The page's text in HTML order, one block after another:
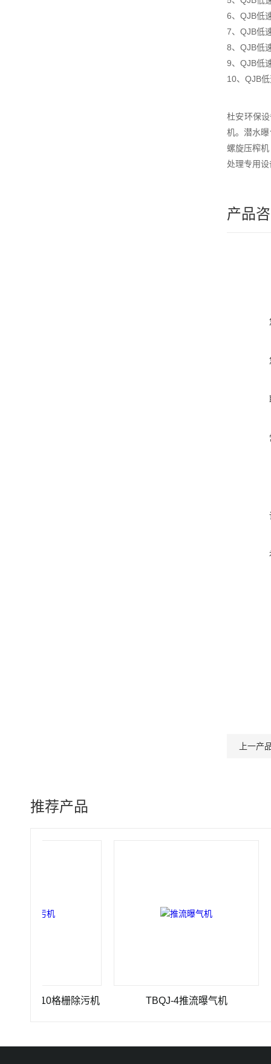
6、QJB低
7、QJB低
8、QJB低
9、QJB低
10、QJB
杜安环保
机。潜水
螺旋压榨
处理专用
产品
上一产
推荐产品
10格栅除污机 TBQJ-4推流曝气机